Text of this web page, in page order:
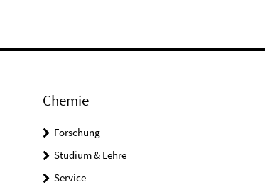
Chemie
Forschung
Studium & Lehre
Service